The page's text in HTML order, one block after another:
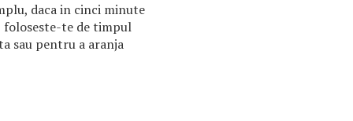
daca in cinci minute
foloseste-te de timpul
sau pentru a aranja